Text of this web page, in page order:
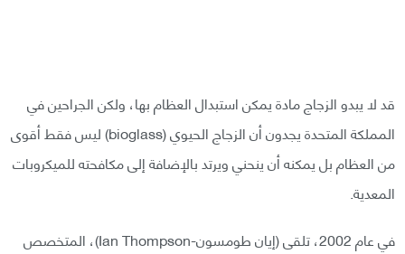
قد لا يبدو الزجاج مادة يمكن استبدال العظام بها، ولكن الجراحين في
المملكة المتحدة يجدون أن الزجاج الحيوي (bioglass) ليس فقط أقوى
من العظام بل يمكنه أن ينحني ويرتد بالإضافة إلى مكافحته للميكروبات
المعدية.
في عام 2002، تلقى (إيان طومسون-Ian Thompson)، المتخصص